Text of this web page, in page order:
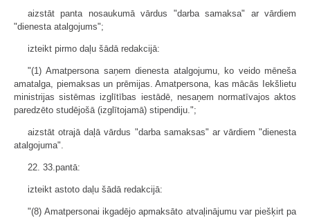
aizstāt panta nosaukumā vārdus "darba samaksa" ar vārdiem
"dienesta atalgojums";
izteikt pirmo daļu šādā redakcijā:
"(1) Amatpersona saņem dienesta atalgojumu, ko veido mēneša
amatalga, piemaksas un prēmijas. Amatpersona, kas mācās Iekšlietu
ministrijas sistēmas izglītības iestādē, nesaņem normatīvajos aktos
paredzēto studējošā (izglītojamā) stipendiju.";
aizstāt otrajā daļā vārdus "darba samaksas" ar vārdiem "dienesta
atalgojuma".
22. 33.pantā:
izteikt astoto daļu šādā redakcijā:
"(8) Amatpersonai ikgadējo apmaksāto atvaļinājumu var piešķirt pa